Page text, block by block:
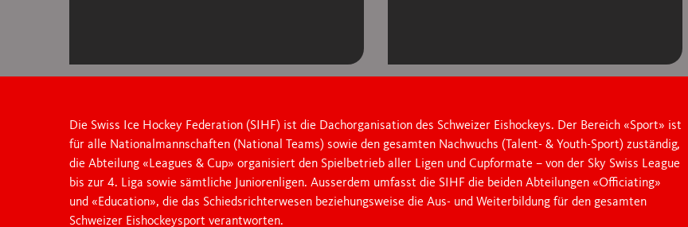
Die Swiss Ice Hockey Federation (SIHF) ist die Dachorganisation des Schweizer Eishockeys. Der Bereich «Sport» ist
für alle Nationalmannschaften (National Teams) sowie den gesamten Nachwuchs (Talent- & Youth-Sport) zuständig,
die Abteilung «Leagues & Cup» organisiert den Spielbetrieb aller Ligen und Cupformate – von der Sky Swiss League
bis zur 4. Liga sowie sämtliche Juniorenligen. Ausserdem umfasst die SIHF die beiden Abteilungen «Officiating»
und «Education», die das Schiedsrichterwesen beziehungsweise die Aus- und Weiterbildung für den gesamten
Schweizer Eishockeysport verantworten.